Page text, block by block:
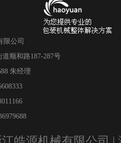
限公司
顺和路187-287号
朱经理